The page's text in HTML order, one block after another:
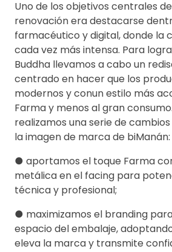
Uno de los objetivos centrales
renovación era destacarse
farmacéutico y digital, donde la
cada vez más intensa. Para
Buddha llevamos a cabo un
centrado en hacer que los
modernos y conun estilo más
Farma y menos al gran
realizamos una serie de
la imagen de marca de biManán:
● aportamos el toque Farma
metálica en el facing para
técnica y profesional;
● maximizamos el branding
espacio del embalaje,
eleva la marca y transmite